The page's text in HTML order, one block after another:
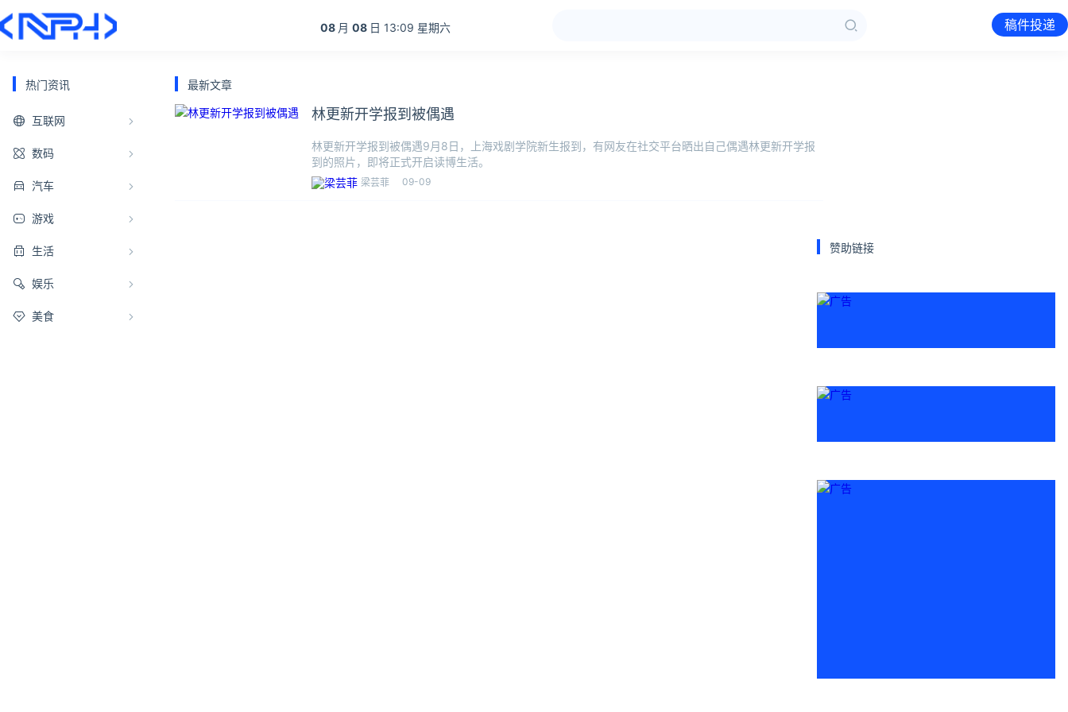
08 月 08 日 13:09 星期六 稿件投递
热门资讯
互联网
数码
汽车
游戏
生活
娱乐
美食
最新文章
林更新开学报到被偶遇
林更新开学报到被偶遇9月8日，上海戏剧学院新生报到，有网友在社交平台晒出自己偶遇林更新开学报
到的照片，即将正式开启读博生活。
梁芸菲 09-09
赞助链接